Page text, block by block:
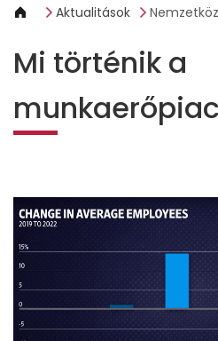
Aktualitások
Mi történik a